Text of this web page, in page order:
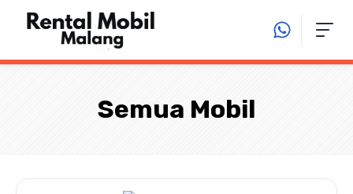
Langsung
Semua Mobil